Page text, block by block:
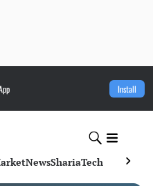
Install
NewsShariaTech